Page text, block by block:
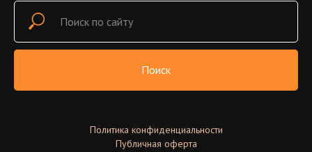
Поиск
Политика конфиденциальности
Публичная оферта